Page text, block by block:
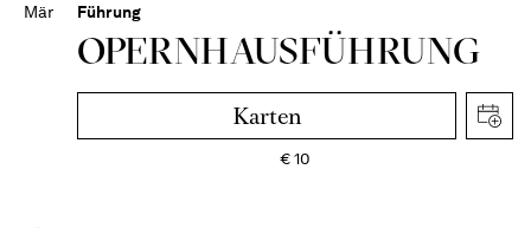
Mär Führung
OPERN­HAUS­FÜH­RUNG
Karten
€10